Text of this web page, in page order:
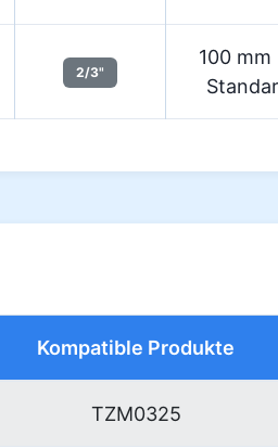
2/3"
100 mm
Kompatible Produkte
TZM0325